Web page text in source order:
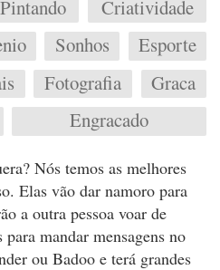
Pintando
Criatividade
Sonhos
Esporte
Fotografia
Graca
Engracado
Nós temos as melhores
Elas vão dar namoro para
a outra pessoa voar de
para mandar mensagens no
ou Badoo e terá grandes